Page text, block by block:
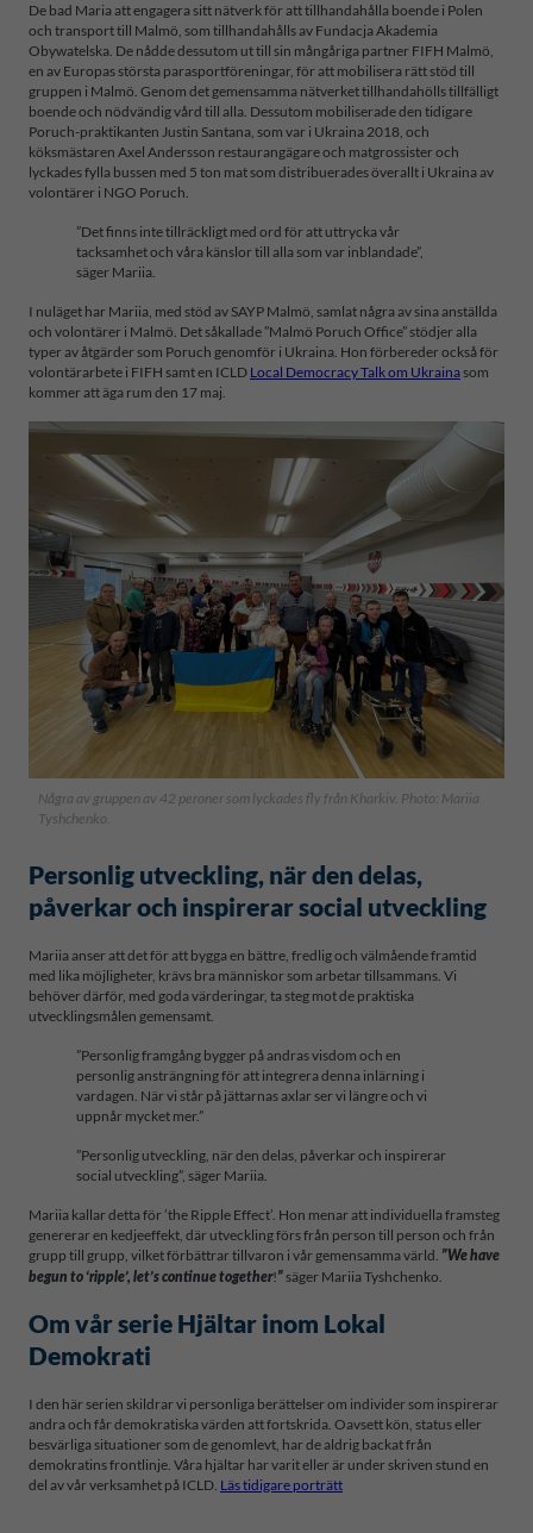
De bad Maria att engagera sitt nätverk för att tillhandahålla boende i Polen
och transport till Malmö, som tillhandahålls av Fundacja Akademia
Obywatelska. De nådde dessutom ut till sin mångåriga partner FIFH Malmö,
en av Europas största parasportföreningar, för att mobilisera rätt stöd till
gruppen i Malmö. Genom det gemensamma nätverket tillhandahölls tillfälligt
boende och nödvändig vård till alla. Dessutom mobiliserade den tidigare
Poruch-praktikanten Justin Santana, som var i Ukraina 2018, och
köksmästaren Axel Andersson restaurangägare och matgrossister och
lyckades fylla bussen med 5 ton mat som distribuerades överallt i Ukraina av
volontärer i NGO Poruch.
”Det finns inte tillräckligt med ord för att uttrycka vår
tacksamhet och våra känslor till alla som var inblandade”,
säger Mariia.
I nuläget har Mariia, med stöd av SAYP Malmö, samlat några av sina anställda
och volontärer i Malmö. Det såkallade ”Malmö Poruch Office” stödjer alla
typer av åtgärder som Poruch genomför i Ukraina. Hon förbereder också för
volontärarbete i FIFH samt en ICLD Local Democracy Talk om Ukrainasom
kommer att äga rum den 17 maj.
Några av gruppen av 42 peroner som lyckades fly från Kharkiv. Photo: Mariia
Tyshchenko.
Personlig utveckling, när den delas,
påverkar och inspirerar social utveckling
Mariia anser att det för att bygga en bättre, fredlig och välmående framtid
med lika möjligheter, krävs bra människor som arbetar tillsammans. Vi
behöver därför, med goda värderingar, ta steg mot de praktiska
utvecklingsmålen gemensamt.
”Personlig framgång bygger på andras visdom och en
personlig ansträngning för att integrera denna inlärning i
vardagen. När vi står på jättarnas axlar ser vi längre och vi
uppnår mycket mer.”
”Personlig utveckling, när den delas, påverkar och inspirerar
social utveckling”, säger Mariia.
Mariia kallar detta för ’the Ripple Effect’. Hon menar att individuella framsteg
genererar en kedjeeffekt, där utveckling förs från person till person och från
grupp till grupp, vilket förbättrar tillvaron i vår gemensamma värld.
”We have
begun to ‘ripple’, let’s continue together!”säger Mariia Tyshchenko.
Om vår serie Hjältar inom Lokal
Demokrati
I den här serien skildrar vi personliga berättelser om individer som inspirerar
andra och får demokratiska värden att fortskrida. Oavsett kön, status eller
besvärliga situationer som de genomlevt, har de aldrig backat från
demokratins frontlinje. Våra hjältar har varit eller är under skriven stund en
del av vår verksamhet på ICLD. Läs tidigare porträtt